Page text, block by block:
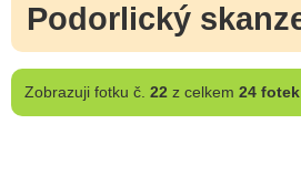
Podorlický
Zobrazujifotku č. 22 z celkem 24 fotek